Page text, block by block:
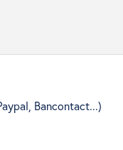
Bancontact...)